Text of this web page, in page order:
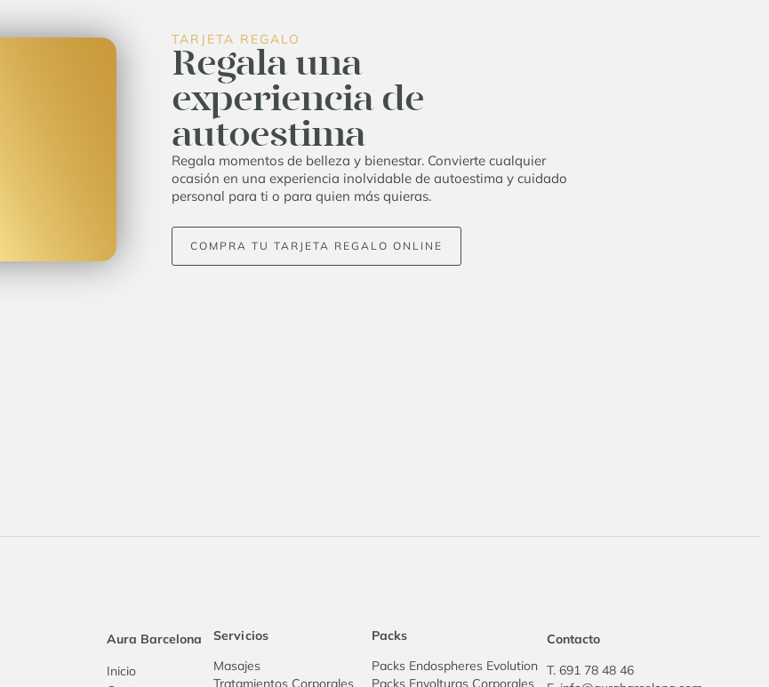
TARJETA REGALO
Regala una
experiencia de
autoestima
Regala momentos de belleza y bienestar. Convierte cualquier
ocasión en una experiencia inolvidable de autoestima y cuidado
personal para ti o para quien más quieras.
COMPRA TU TARJETA REGALO ONLINE
Aura Barcelona
Inicio
Servicios
Masajes
Tratamientos Corporales
Packs
Packs Endospheres Evolution
Packs Envolturas Corporales
Contacto
T. 691 78 48 46